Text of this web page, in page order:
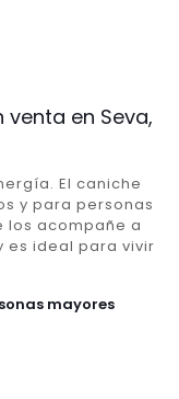
en Seva,
El caniche
y para personas
los acompañe a
es ideal para vivir
mayores